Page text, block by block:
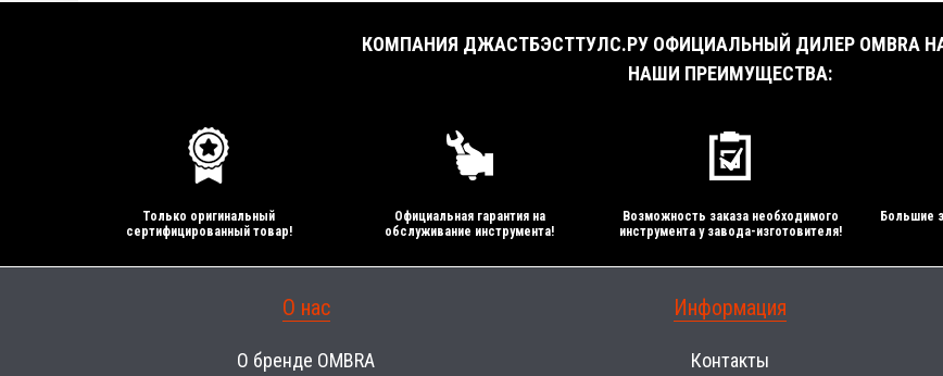
КОМПАНИЯ ДЖАСТБЭСТТУЛС.РУ ОФИЦИАЛЬНЫЙ ДИЛЕР OMBRA
НАШИ ПРЕИМУЩЕСТВА:
Только оригинальный
сертифицированный товар!
Официальная гарантия на
обслуживание инструмента!
Возможность заказа необходимого
инструмента у завода-изготовителя!
Большие
О нас
О бренде OMBRA
Информация
Контакты